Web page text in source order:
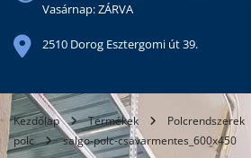
Vasárnap: ZÁRVA
2510 Dorog Esztergomi út 39.
Kezdőlap Termékek Polcrendszerek
polc
salgo-polc-csavarmentes_600x450